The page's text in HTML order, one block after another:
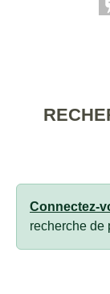
Connectez-
recherche de